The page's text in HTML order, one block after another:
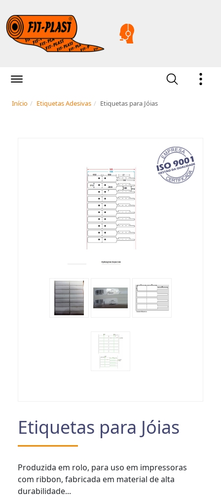
Início Etiquetas Adesivas Etiquetas para Jóias
Etiquetas para Jóias
Produzida em rolo, para uso em impressoras
com ribbon, fabricada em material de alta
durabilidade...